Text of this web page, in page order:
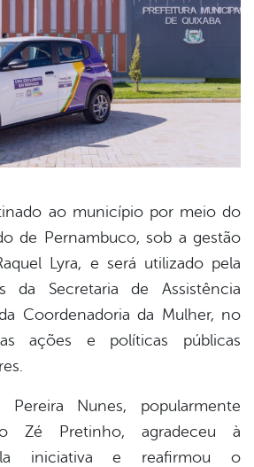
ao município por meio do
de Pernambuco, sob a gestão
Lyra, e será utilizado pela
da Secretaria de Assistência
Coordenadoria da Mulher, no
ações e políticas públicas
Nunes, popularmente
Zé Pretinho, agradeceu à
iniciativa e reafirmou o